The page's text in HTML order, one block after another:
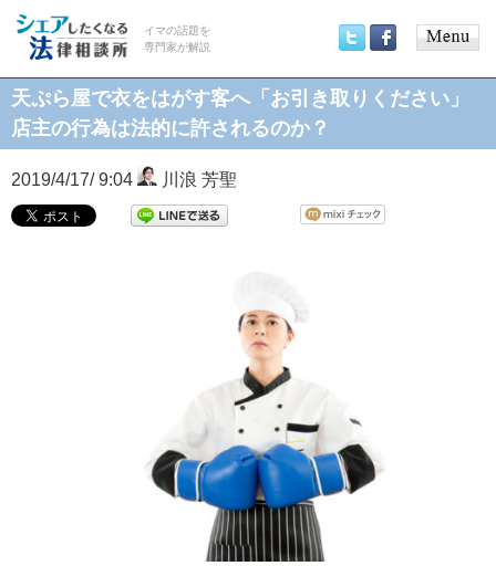
イマの話題を
専門家が解説
menu
天ぷら屋で衣をはがす客へ「お引き取りください」
店主の行為は法的に許されるのか？
2019/4/17/ 9:04 川浪 芳聖